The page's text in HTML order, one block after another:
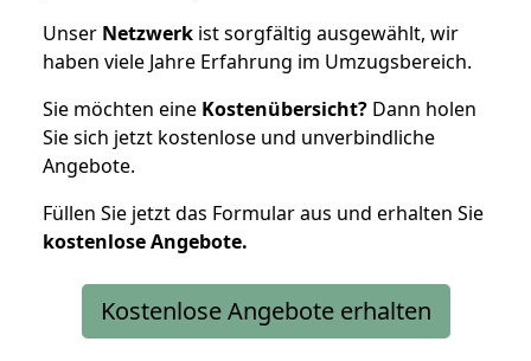
Unser Netzwerk ist sorgfältig ausgewählt, wir
haben viele Jahre Erfahrung im Umzugsbereich.
Sie möchten eine Kostenübersicht? Dann holen
Sie sich jetzt kostenlose und unverbindliche
Angebote.
Füllen Sie jetzt das Formular aus und erhalten Sie
kostenloseAngebote.
Kostenlose Angebote erhalten